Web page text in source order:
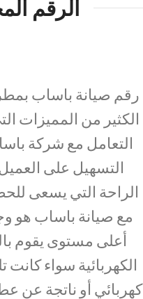
الرقم
الكثير من المميزات
التعامل مع شركة
التسهيل على
الراحة التي يسعى
مع صيانة باساب هو
أعلى مستوى يقوم
الكهربائية سواء
كهربائي أو ناتجة عن